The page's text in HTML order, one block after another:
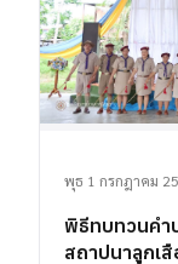
พุธ 1 กรกฎาคม
พิธีทบทวนคำ
สถาปนาลูกเ